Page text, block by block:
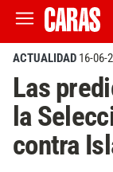
ACTUALIDAD 16-06-
Las
la
contra